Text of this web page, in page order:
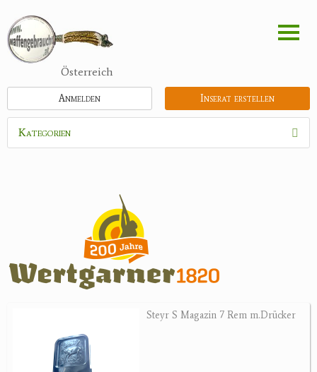
zum
Inhalt
Österreich
Inserat erstellen
Anmelden
Kategorien
Kipplaufgewehre
Kleinkalibergewehre
Repetiererbüchse
Luftdruckwaffen
Sonstige Waffen
Steyr S Magazin 7 Rem m.Drücker